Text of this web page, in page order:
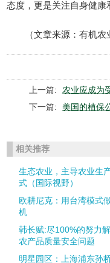
态度，更是关注自身健康
（文章来源：有机农
上一篇:
农业应成为
下一篇:
美国的植保
相关推荐
生态农业，主导农业生
式（国际视野）
欧耕尼克：用台湾模式
机
韩长赋:尽100%的努力
农产品质量安全问题
明星园区：上海浦东孙